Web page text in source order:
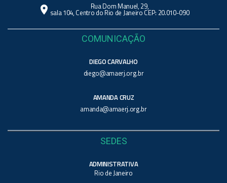
location_on Rua Dom Manuel, 29,
sala 104, Centro do Rio de Janeiro CEP: 20.010-090
COMUNICAÇÃO
DIEGO CARVALHO
diego@amaerj.org.br
AMANDA CRUZ
amanda@amaerj.org.br
SEDES
ADMINISTRATIVA
Rio de Janeiro